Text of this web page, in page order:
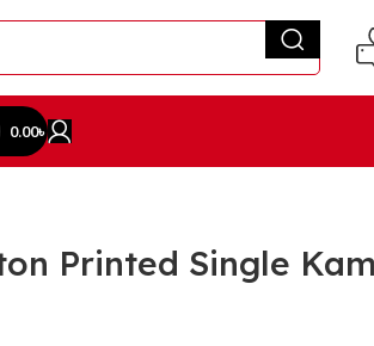
0.00৳
Printed Single